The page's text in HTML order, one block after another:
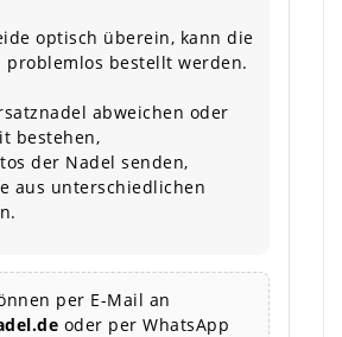
optisch überein, kann die
problemlos bestellt werden.
abweichen oder
bestehen,
der Nadel senden,
aus unterschiedlichen
per E-Mail an
oder per WhatsApp